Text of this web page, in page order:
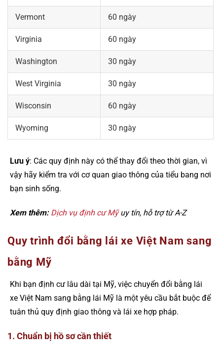
Vermont 60 ngày
Virginia 60 ngày
Washington 30 ngày
West Virginia 30 ngày
Wisconsin 60 ngày
Wyoming 30 ngày
Lưu ý: Các quy định này có thể thay đổi theo thời gian, vì
vậy hãy kiểm tra với cơ quan giao thông của tiểu bang nơi
bạn sinh sống.
Xem thêm: Dịch vụ định cư Mỹuy tín, hỗ trợ từ A-Z
Quy trình đổi bằng lái xe Việt Nam sang
bằng Mỹ
Khi bạn định cư lâu dài tại Mỹ, việc chuyển đổi bằng lái
xe Việt Nam sang bằng lái Mỹ là một yêu cầu bắt buộc để
tuân thủ quy định giao thông và lái xe hợp pháp.
1. Chuẩn bị hồ sơ cần thiết